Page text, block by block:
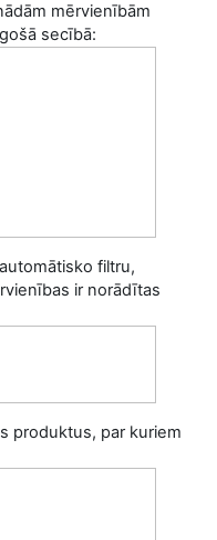
mērvienībām
secībā:
filtru,
ir norādītas
produktus, par kuriem